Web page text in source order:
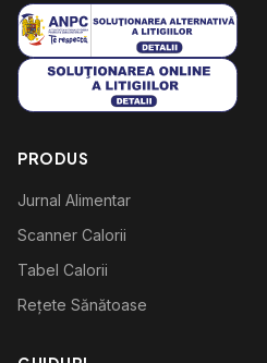
PRODUS
Jurnal Alimentar
Scanner Calorii
Tabel Calorii
Rețete Sănătoase